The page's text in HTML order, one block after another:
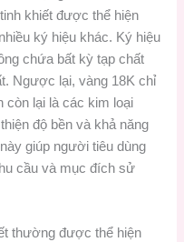
khiết được thể hiện
ký hiệu khác. Ký hiệu
chứa bất kỳ tạp chất
Ngược lại, vàng 18K chỉ
còn lại là các kim loại
độ bền và khả năng
giúp người tiêu dùng
cầu và mục đích sử
thường được thể hiện